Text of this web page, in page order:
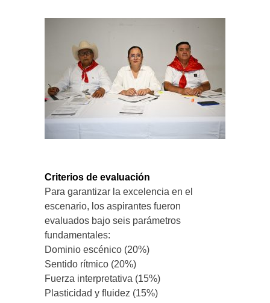
Criterios de evaluación
Para garantizar la excelencia en el
escenario, los aspirantes fueron
evaluados bajo seis parámetros
fundamentales:
Dominio escénico (20%)
Sentido rítmico (20%)
Fuerza interpretativa (15%)
Plasticidad y fluidez (15%)